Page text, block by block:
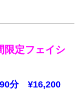
限定フェイシ
分 ¥16,200